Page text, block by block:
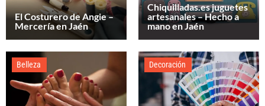
El Costurero de Angie –
Mercería en Jaén
Chiquilladas.es juguetes
artesanales – Hecho a
mano en Jaén
Belleza Decoración